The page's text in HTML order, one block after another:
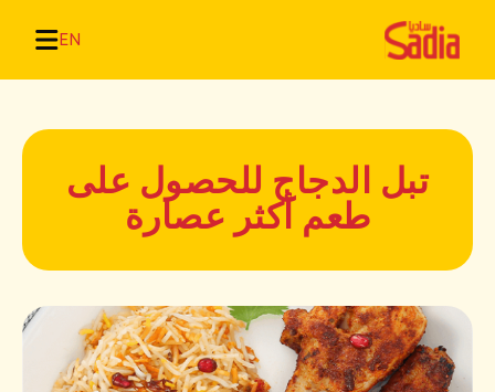
EN
تبل الدجاج للحصول على
طعم أكثر عصارة